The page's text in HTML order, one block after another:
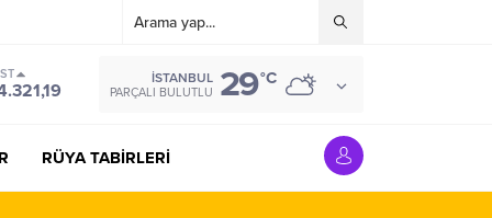
İSTANBUL
PARÇALI BULUTLU 29°C
RÜYA TABİRLERİ